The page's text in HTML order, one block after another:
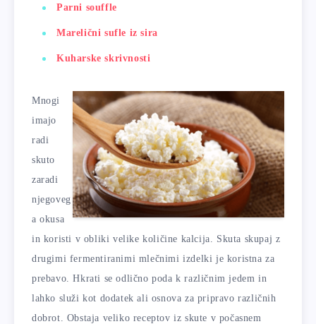
Parni souffle
Marelični sufle iz sira
Kuharske skrivnosti
Mnogi
imajo
radi
skuto
zaradi
njegoveg
a okusa
in koristi v obliki velike količine kalcija. Skuta skupaj z
drugimi fermentiranimi mlečnimi izdelki je koristna za
prebavo. Hkrati se odlično poda k različnim jedem in
lahko služi kot dodatek ali osnova za pripravo različnih
dobrot. Obstaja veliko receptov iz skute v počasnem